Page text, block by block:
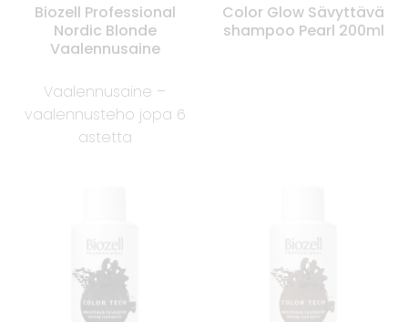
Biozell Professional
Nordic Blonde
Vaalennusaine
Vaalennusaine –
vaalennusteho jopa 6
astetta
Color Glow Sävyttävä
shampoo Pearl 200ml